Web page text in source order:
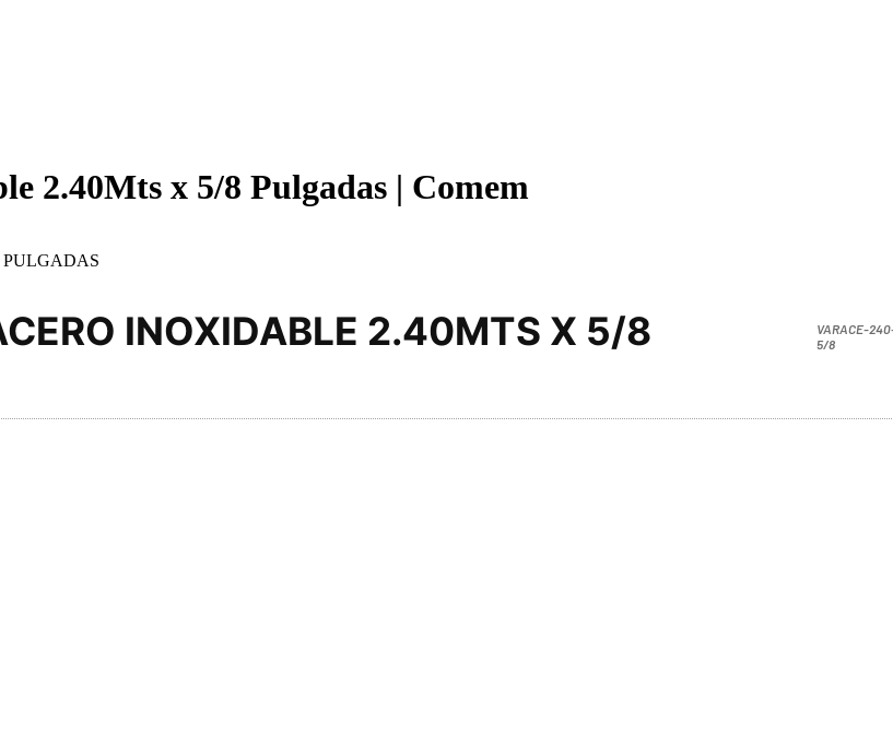
2.40Mts x 5/8 Pulgadas | Comem
INOXIDABLE 2.40MTS X 5/8
VARACE-
5/8